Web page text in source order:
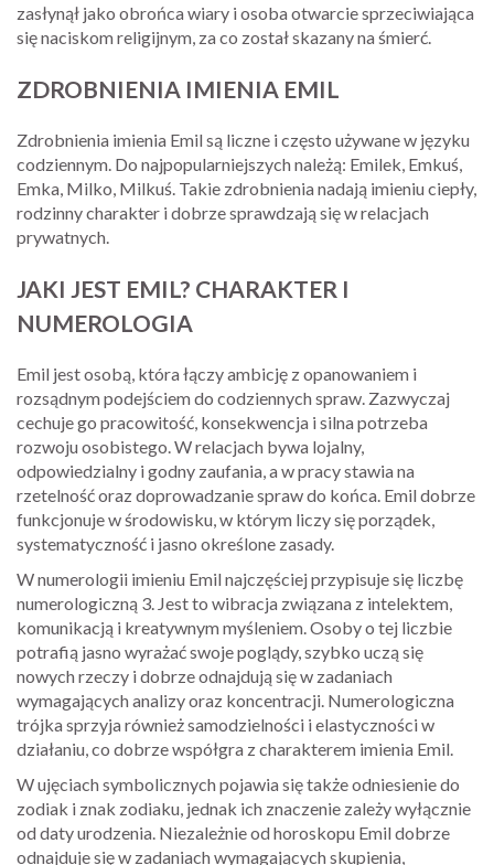
zasłynął jako obrońca wiary i osoba otwarcie sprzeciwiająca
się naciskom religijnym, za co został skazany na śmierć.
ZDROBNIENIA IMIENIA EMIL
Zdrobnienia imienia Emil są liczne i często używane w języku
codziennym. Do najpopularniejszych należą: Emilek, Emkuś,
Emka, Milko, Milkuś. Takie zdrobnienia nadają imieniu ciepły,
rodzinny charakter i dobrze sprawdzają się w relacjach
prywatnych.
JAKI JEST EMIL? CHARAKTER I
NUMEROLOGIA
Emil jest osobą, która łączy ambicję z opanowaniem i
rozsądnym podejściem do codziennych spraw. Zazwyczaj
cechuje go pracowitość, konsekwencja i silna potrzeba
rozwoju osobistego. W relacjach bywa lojalny,
odpowiedzialny i godny zaufania, a w pracy stawia na
rzetelność oraz doprowadzanie spraw do końca. Emil dobrze
funkcjonuje w środowisku, w którym liczy się porządek,
systematyczność i jasno określone zasady.
W numerologii imieniu Emil najczęściej przypisuje się liczbę
numerologiczną 3. Jest to wibracja związana z intelektem,
komunikacją i kreatywnym myśleniem. Osoby o tej liczbie
potrafią jasno wyrażać swoje poglądy, szybko uczą się
nowych rzeczy i dobrze odnajdują się w zadaniach
wymagających analizy oraz koncentracji. Numerologiczna
trójka sprzyja również samodzielności i elastyczności w
działaniu, co dobrze współgra z charakterem imienia Emil.
W ujęciach symbolicznych pojawia się także odniesienie do
zodiak i znak zodiaku, jednak ich znaczenie zależy wyłącznie
od daty urodzenia. Niezależnie od horoskopu Emil dobrze
odnajduje się w zadaniach wymagających skupienia,